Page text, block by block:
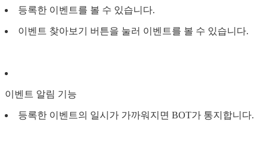
등록한 이벤트를 볼 수 있습니다.
이벤트 찾아보기 버튼을 눌러 이벤트를 볼 수 있습니다.
이벤트 알림 기능
등록한 이벤트의 일시가 가까워지면 BOT가 통지합니다.